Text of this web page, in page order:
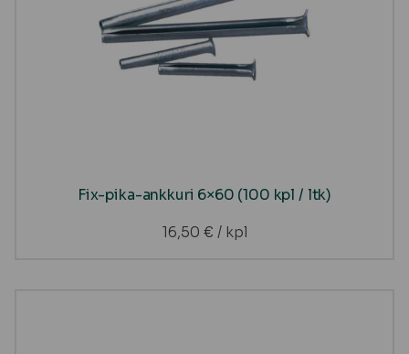
Fix-pika-ankkuri 6×60 (100 kpl / ltk)
16,50 € / kpl